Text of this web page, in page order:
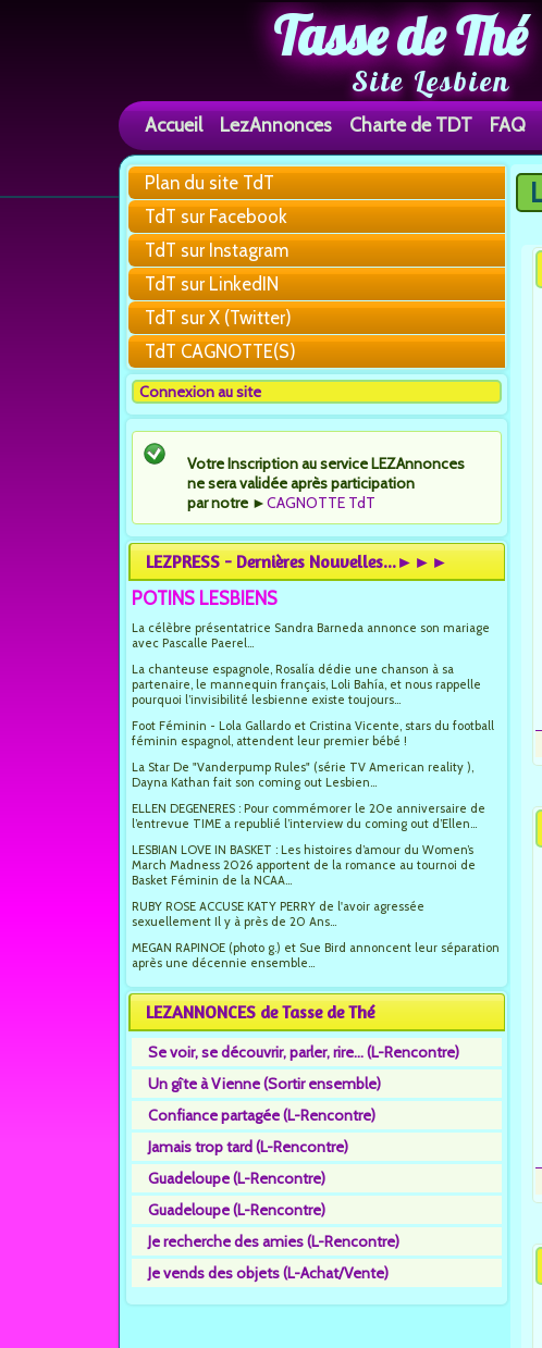
Tasse de Thé
Site Lesbien
Accueil LezAnnonces Charte de TDT FAQ
Plan du site TdT
TdT sur Facebook
TdT sur Instagram
TdT sur LinkedIN
TdT sur X (Twitter)
TdT CAGNOTTE(S)
Connexion au site
Votre Inscription au service LEZAnnonces
ne sera validée après participation
par notre ►CAGNOTTE TdT
LEZPRESS - Dernières Nouvelles...►►►
POTINS LESBIENS
La célèbre présentatrice Sandra Barneda annonce son mariage
avec Pascalle Paerel...
La chanteuse espagnole, Rosalía dédie une chanson à sa
partenaire, le mannequin français, Loli Bahía, et nous rappelle
pourquoi l’invisibilité lesbienne existe toujours...
Foot Féminin - Lola Gallardo et Cristina Vicente, stars du football
féminin espagnol, attendent leur premier bébé !
La Star De "Vanderpump Rules" (série TV American reality ),
Dayna Kathan fait son coming out Lesbien...
ELLEN DEGENERES : Pour commémorer le 20e anniversaire de
l’entrevue TIME a republié l’interview du coming out d’Ellen...
LESBIAN LOVE IN BASKET : Les histoires d’amour du Women’s
March Madness 2026 apportent de la romance au tournoi de
Basket Féminin de la NCAA...
RUBY ROSE ACCUSE KATY PERRY de l'avoir agressée
sexuellement Il y à près de 20 Ans...
MEGAN RAPINOE (photo g.) et Sue Bird annoncent leur séparation
après une décennie ensemble...
LEZANNONCES de Tasse de Thé
Se voir, se découvrir, parler, rire... (L-Rencontre)
Un gîte à Vienne (Sortir ensemble)
Confiance partagée (L-Rencontre)
Jamais trop tard (L-Rencontre)
Guadeloupe (L-Rencontre)
Guadeloupe (L-Rencontre)
Je recherche des amies (L-Rencontre)
Je vends des objets (L-Achat/Vente)